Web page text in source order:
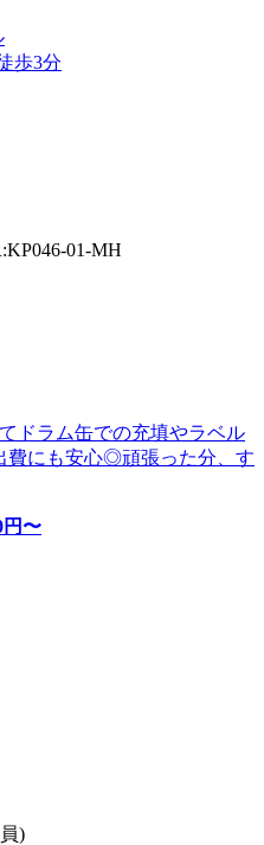
歩3分
01-MH
ドラム缶での充填やラベル
にも安心◎頑張った分、す
円〜
)